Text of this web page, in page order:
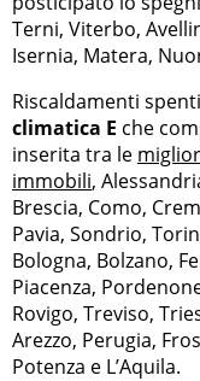
Terni, Viterbo,
Isernia, Matera,
Riscaldamenti
climatica E che
inserita tra le
immobili,
Brescia, Como,
Pavia, Sondrio,
Bologna, Bolzano,
Piacenza,
Rovigo, Treviso,
Arezzo, Perugia,
Potenza e L’Aquila.